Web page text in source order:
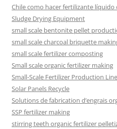
Chile como hacer fertilizante líquido
Sludge Drying Equipment
small scale bentonite pellet
small scale charcoal briquette
small scale fertilizer composting
Small scale organic fertilizer making
Small-Scale Fertilizer Production Line
Solar Panels Recycle
Solutions de fabrication d’engrais
SSP fertilizer making
stirring teeth organic fertilizer